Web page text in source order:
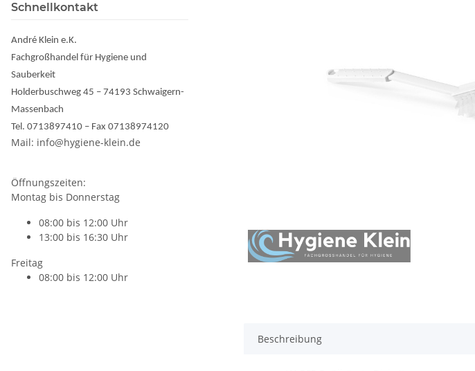
Beschreibung
Schnellkontakt
André Klein e.K.
Fachgroßhandel für Hygiene und
Sauberkeit
Holderbuschweg 45 – 74193 Schwaigern-
Massenbach
Tel. 0713897410 – Fax 07138974120
Mail: info@hygiene-klein.de
Öffnungszeiten:
Montag bis Donnerstag
08:00 bis 12:00 Uhr
13:00 bis 16:30 Uhr
Freitag
08:00 bis 12:00 Uhr